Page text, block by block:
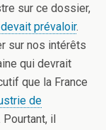
sur ce dossier,
prévaloir.
sur nos intérêts
qui devrait
que la France
de
. Pourtant, il